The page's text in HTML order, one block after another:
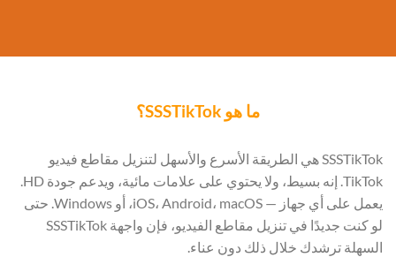
ما هو SSSTikTok؟
SSSTikTok هي الطريقة الأسرع والأسهل لتنزيل مقاطع فيديو
TikTok. إنه بسيط، ولا يحتوي على علامات مائية، ويدعم جودة HD.
يعمل على أي جهاز — iOS، Android، macOS، أو Windows. حتى
لو كنت جديدًا في تنزيل مقاطع الفيديو، فإن واجهة SSSTikTok
السهلة ترشدك خلال ذلك دون عناء.